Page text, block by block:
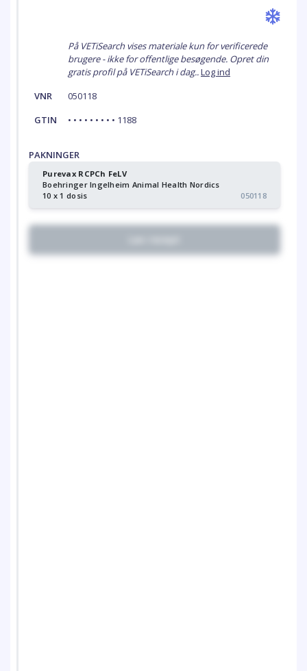
På VETiSearch vises materiale kun for verificerede
brugere - ikke for offentlige besøgende. Opret din
gratis profil på VETiSearch i dag..Log ind
VNR
050118
GTIN
• • • • • • • • • 1188
PAKNINGER
Purevax RCPCh FeLV
Boehringer Ingelheim Animal Health Nordics
10 x 1 dosis
050118